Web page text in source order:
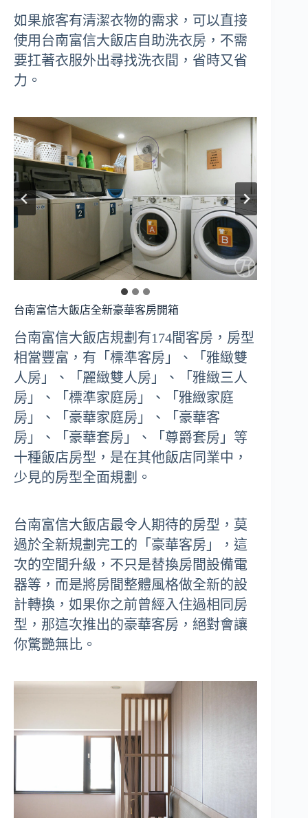
如果旅客有清潔衣物的需求，可以直接
使用台南富信大飯店自助洗衣房，不需
要扛著衣服外出尋找洗衣間，省時又省
力。
台南富信大飯店全新豪華客房開箱
台南富信大飯店規劃有174間客房，房型
相當豐富，有「標準客房」、「雅緻雙
人房」、「麗緻雙人房」、「雅緻三人
房」、「標準家庭房」、「雅緻家庭
房」、「豪華家庭房」、「豪華客
房」、「豪華套房」、「尊爵套房」等
十種飯店房型，是在其他飯店同業中，
少見的房型全面規劃。
台南富信大飯店最令人期待的房型，莫
過於全新規劃完工的「豪華客房」，這
次的空間升級，不只是替換房間設備電
器等，而是將房間整體風格做全新的設
計轉換，如果你之前曾經入住過相同房
型，那這次推出的豪華客房，絕對會讓
你驚艷無比。